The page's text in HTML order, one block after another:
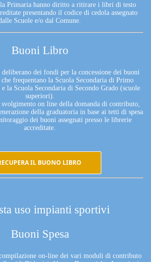
Primaria hanno diritto a ritirare i libri di testo
presentando il codice di cedola assegnato
Scuole e/o dal Comune.
Buoni Libro
dei fondi per la concessione dei buoni
frequentano la Scuola Secondaria di Primo
la Scuola Secondaria di Secondo Grado (scuole
superiori).
on line della domanda di contributo,
della graduatoria in base ai tetti di spesa
dei buoni assegnati presso le librerie
accreditate.
IL BUONO LIBRO
uso impianti sportivi
Buoni Spesa
on-line dei vari moduli di contributo